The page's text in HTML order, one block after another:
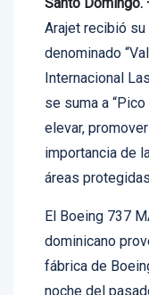
Santo Domingo.
Arajet recibió su
denominado
Internacional
se suma a “Pico
elevar,
importancia de
El Boeing 737
dominicano
fábrica de